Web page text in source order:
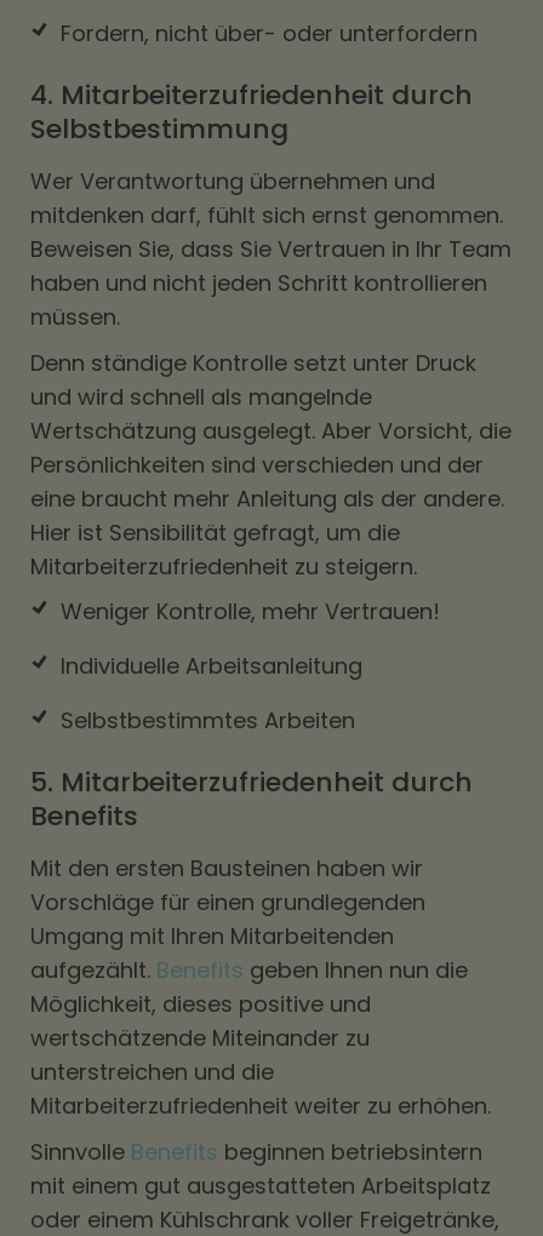
Fordern, nicht über- oder unterfordern
4. Mitarbeiterzufriedenheit durch
Selbstbestimmung
Wer Verantwortung übernehmen und
mitdenken darf, fühlt sich ernst genommen.
Beweisen Sie, dass Sie Vertrauen in Ihr Team
haben und nicht jeden Schritt kontrollieren
müssen.
Denn ständige Kontrolle setzt unter Druck
und wird schnell als mangelnde
Wertschätzung ausgelegt. Aber Vorsicht, die
Persönlichkeiten sind verschieden und der
eine braucht mehr Anleitung als der andere.
Hier ist Sensibilität gefragt, um die
Mitarbeiterzufriedenheit zu steigern.
Weniger Kontrolle, mehr Vertrauen!
Individuelle Arbeitsanleitung
Selbstbestimmtes Arbeiten
5. Mitarbeiterzufriedenheit durch
Benefits
Mit den ersten Bausteinen haben wir
Vorschläge für einen grundlegenden
Umgang mit Ihren Mitarbeitenden
aufgezählt. Benefits geben Ihnen nun die
Möglichkeit, dieses positive und
wertschätzende Miteinander zu
unterstreichen und die
Mitarbeiterzufriedenheit weiter zu erhöhen.
Sinnvolle Benefits beginnen betriebsintern
mit einem gut ausgestatteten Arbeitsplatz
oder einem Kühlschrank voller Freigetränke,